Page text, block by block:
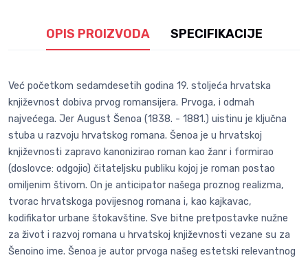
OPIS PROIZVODA SPECIFIKACIJE
Već početkom sedamdesetih godina 19. stoljeća hrvatska
književnost dobiva prvog romansijera. Prvoga, i odmah
najvećega. Jer August Šenoa (1838. - 1881.) uistinu je ključna
stuba u razvoju hrvatskog romana. Šenoa je u hrvatskoj
književnosti zapravo kanonizirao roman kao žanr i formirao
(doslovce: odgojio) čitateljsku publiku kojoj je roman postao
omiljenim štivom. On je anticipator našega proznog realizma,
tvorac hrvatskoga povijesnog romana i, kao kajkavac,
kodifikator urbane štokavštine. Sve bitne pretpostavke nužne
za život i razvoj romana u hrvatskoj književnosti vezane su za
Šenoino ime. Šenoa je autor prvoga našeg estetski relevantnog